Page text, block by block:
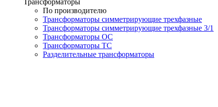
Трансформаторы
По производителю
Трансформаторы симметрирующие трехфазные
Трансформаторы симметрирующие трехфазные 3/1
Трансформаторы ОС
Трансформаторы ТС
Разделительные трансформаторы